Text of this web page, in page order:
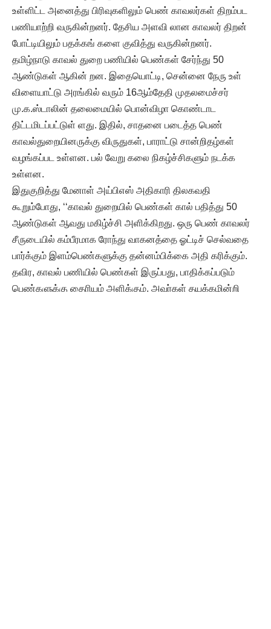
உள்ளிட்ட அனைத்து பிரிவுகளிலும் பெண் காவலர்கள் திறம்பட
பணியாற்றி வருகின்றனர். தேசிய அளவி லான காவலர் திறன்
போட்டியிலும் பதக்கங் களை குவித்து வருகின்றனர்.
தமிழ்நாடு காவல் துறை பணியில் பெண்கள் சேர்ந்து 50
ஆண்டுகள் ஆகின் றன. இதையொட்டி, சென்னை நேரு உள்
விளையாட்டு அரங்கில் வரும் 16ஆம்தேதி முதலமைச்சர்
மு.க.ஸ்டாலின் தலைமையில் பொன்விழா கொண்டாட
திட்டமிடப்பட்டுள் ளது. இதில், சாதனை படைத்த பெண்
காவல்துறையினருக்கு விருதுகள், பாராட்டு சான்றிதழ்கள்
வழங்கப்பட உள்ளன. பல் வேறு கலை நிகழ்ச்சிகளும் நடக்க
உள்ளன.
இதுகுறித்து மேனாள் அய்பிஎஸ் அதிகாரி திலகவதி
கூறும்போது, ‘‘காவல் துறையில் பெண்கள் கால் பதித்து 50
ஆண்டுகள் ஆவது மகிழ்ச்சி அளிக்கிறது. ஒரு பெண் காவலர்
சீருடையில் கம்பீரமாக ரோந்து வாகனத்தை ஓட்டிச் செல்வதை
பார்க்கும் இளம்பெண்களுக்கு தன்னம்பிக்கை அதி கரிக்கும்.
தவிர, காவல் பணியில் பெண்கள் இருப்பது, பாதிக்கப்படும்
பெண்களுக்கு தைரியம் அளிக்கும். அவர்கள் தயக்கமின்றி